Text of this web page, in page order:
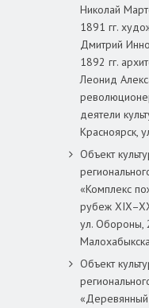
Николай
1891 гг.
Дмитрий
1892 гг.
Леонид
деятели
Красноярск,
Объект
«Комплекс
рубеж
ул. Обороны,
Объект